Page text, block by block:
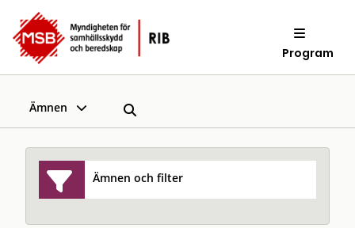
Program
Ämnen
Ämnen och filter